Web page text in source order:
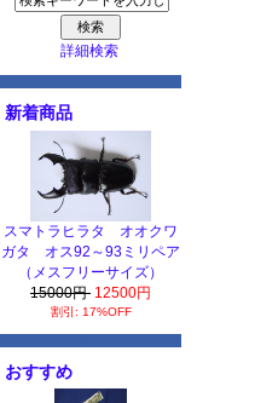
詳細検索
新着商品
スマトラヒラタ オオクワ
ガタ オス92～93ミリペア
（メスフリーサイズ）
15000円 12500円
割引: 17%OFF
おすすめ